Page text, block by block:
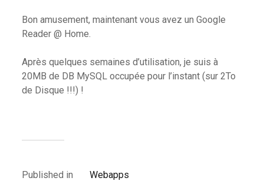
Bon amusement, maintenant vous avez un Google
Reader @ Home.
Après quelques semaines d’utilisation, je suis à
20MB de DB MySQL occupée pour l’instant (sur 2To
de Disque !!!) !
Published in Webapps